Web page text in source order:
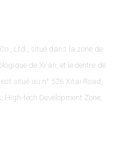
Ltd., situé dans la zone de
de Xi'an, et le centre de
situé au n° 526 Xitai Road,
tech Development Zone,